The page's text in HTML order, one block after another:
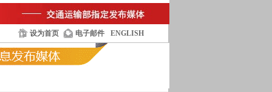
设为首页 电子邮件 ENGLISH